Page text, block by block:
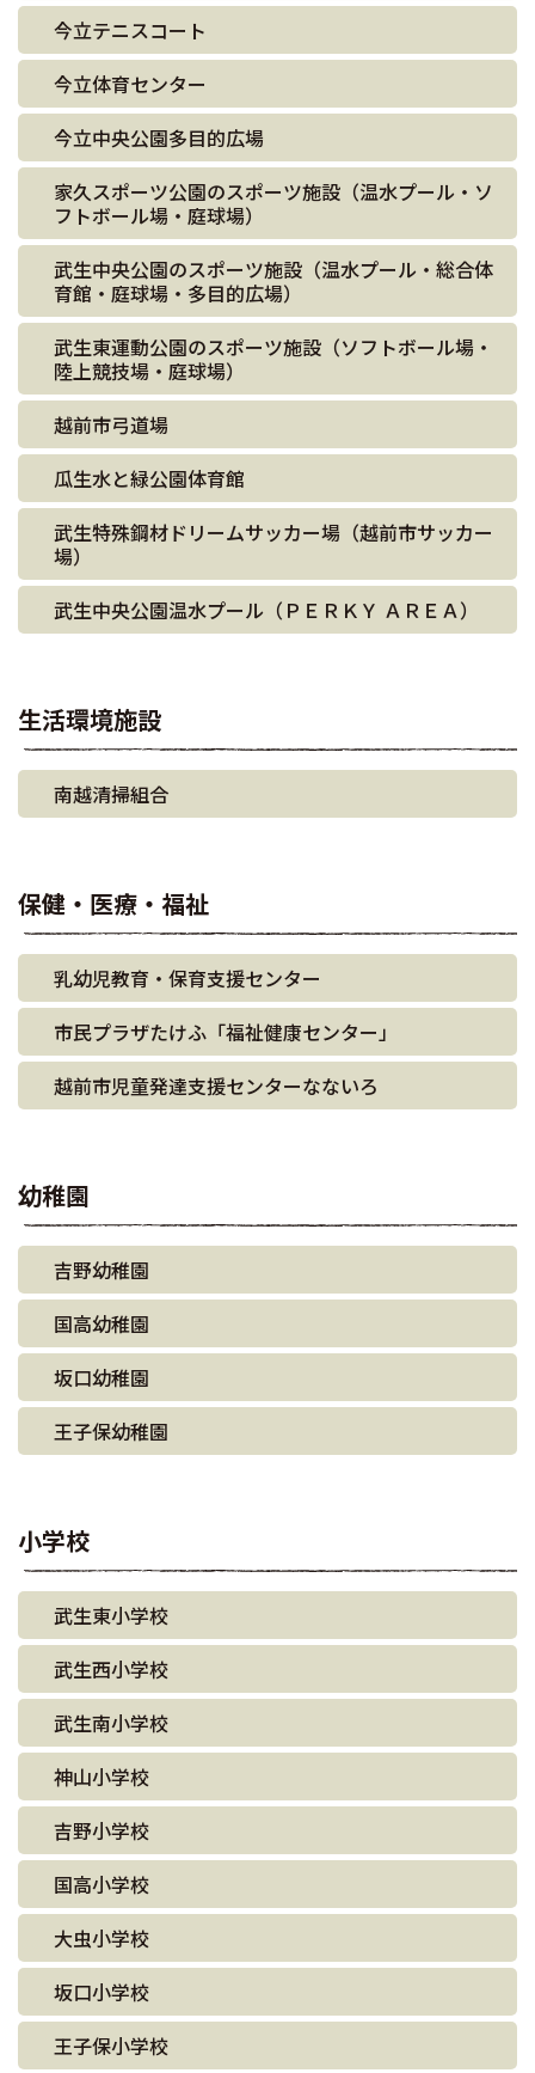
今立テニスコート
今立体育センター
今立中央公園多目的広場
家久スポーツ公園のスポーツ施設（温水プール・ソ
フトボール場・庭球場）
武生中央公園のスポーツ施設（温水プール・総合体
育館・庭球場・多目的広場）
武生東運動公園のスポーツ施設（ソフトボール場・
陸上競技場・庭球場）
越前市弓道場
瓜生水と緑公園体育館
武生特殊鋼材ドリームサッカー場（越前市サッカー
場）
武生中央公園温水プール（ＰＥＲＫＹ ＡＲＥＡ）
生活環境施設
南越清掃組合
保健・医療・福祉
乳幼児教育・保育支援センター
市民プラザたけふ「福祉健康センター」
越前市児童発達支援センターなないろ
幼稚園
吉野幼稚園
国高幼稚園
坂口幼稚園
王子保幼稚園
小学校
武生東小学校
武生西小学校
武生南小学校
神山小学校
吉野小学校
国高小学校
大虫小学校
坂口小学校
王子保小学校